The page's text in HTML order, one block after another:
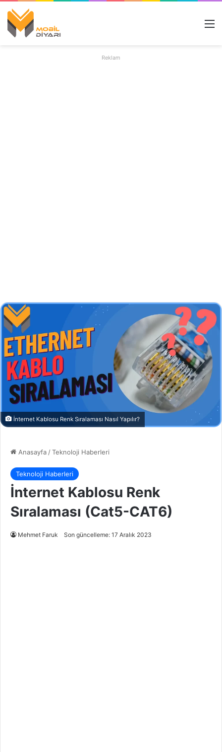
Reklam
İnternet Kablosu Renk Sıralaması Nasıl Yapılır?
Anasayfa /Teknoloji Haberleri
Teknoloji Haberleri
İnternet Kablosu Renk
Sıralaması (Cat5-CAT6)
Mehmet Faruk Son güncelleme: 17 Aralık 2023